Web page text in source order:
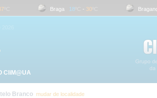
Braga 18 ºC- 30 ºC Bragança
CliM@UA
Branco mudar de localidade